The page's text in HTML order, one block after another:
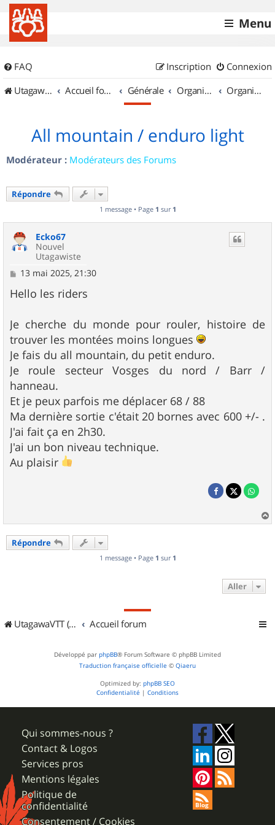
Menu
FAQ Connexion
Inscription
UtagawaVTT (Randos VTT et VTTAE avec traces GPS)
Accueil forum Générale Organisation de sorties & Recherche de partenaires Organisation de sorties en région Alsace
All mountain / enduro light
Modérateur : Modérateurs des Forums
Répondre
1 message • Page 1 sur 1
Ecko67
Nouvel
Utagawiste
M
s
s
g
e
13 mai 2025, 21:30
Hello les riders
Je cherche du monde pour rouler, histoire de
trouver les montées moins longues
Je fais du all mountain, du petit enduro.
Je roule secteur Vosges du nord / Barr /
hanneau.
Et je peux parfois me déplacer 68 / 88
Ma dernière sortie c'était 20 bornes avec 600 +/- .
J'ai fait ça en 2h30.
J'ai un bon niveau technique.
Au plaisir
a
Répondre
1 message • Page 1 sur 1
Aller
UtagawaVTT (Randos VTT et VTTAE avec traces GPS) Accueil forum
Développé par phpBB® Forum Software © phpBB Limited
Traduction française officielle © Qiaeru
Optimized by: phpBB SEO
Confidentialité | Conditions
Qui sommes-nous ?
Contact & Logos
Services pros
Mentions légales
Politique de
confidentialité
Consentement / Cookies